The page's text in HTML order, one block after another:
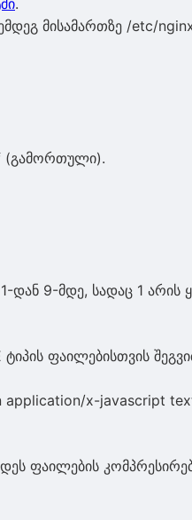
.
მისამართზე /etc/
(გამორთული).
9-მდე, სადაც 1 არის
ფაილებისთვის
x-javascript
ფაილების